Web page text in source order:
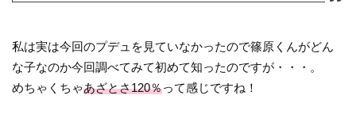
私は実は今回のプデュを見ていなかったので篠原くんがどん
な子なのか今回調べてみて初めて知ったのですが・・・。
めちゃくちゃあざとさ120％って感じですね！